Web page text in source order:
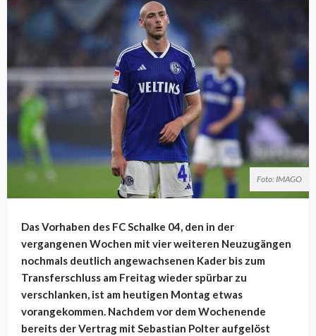
Foto: IMAGO
Das Vorhaben des FC Schalke 04, den in der
vergangenen Wochen mit vier weiteren Neuzugängen
nochmals deutlich angewachsenen Kader bis zum
Transferschluss am Freitag wieder spürbar zu
verschlanken, ist am heutigen Montag etwas
vorangekommen. Nachdem vor dem Wochenende
bereits der Vertrag mit Sebastian Polter aufgelöst